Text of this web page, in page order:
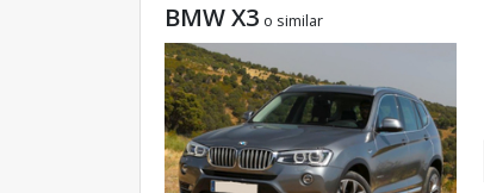
BMW X3 o similar